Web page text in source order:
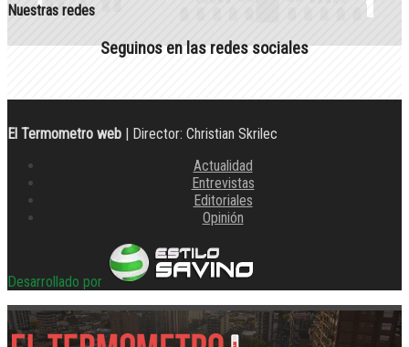
Nuestras redes
Seguinos en las redes sociales
El Termometro web | Director: Christian Skrilec
Actualidad
Entrevistas
Editoriales
Opinión
Desarrollado por